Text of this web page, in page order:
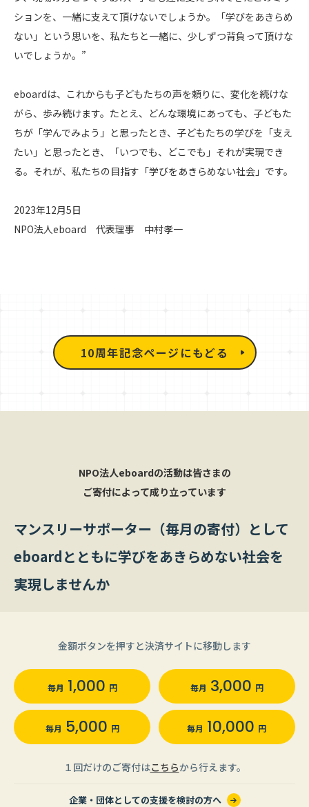
ションを、一緒に支えて頂けないでしょうか。「学びをあきらめ
ない」という思いを、私たちと一緒に、少しずつ背負って頂けな
いでしょうか。”
eboardは、これからも子どもたちの声を頼りに、変化を続けな
がら、歩み続けます。たとえ、どんな環境にあっても、子どもた
ちが「学んでみよう」と思ったとき、子どもたちの学びを「支え
たい」と思ったとき、「いつでも、どこでも」それが実現でき
る。それが、私たちの目指す「学びをあきらめない社会」です。
2023年12月5日
NPO法人eboard 代表理事 中村孝一
10周年記念ページにもどる
NPO法人eboardの活動は皆さまの
ご寄付によって成り立っています
マンスリーサポーター（毎月の寄付）として
eboardとともに学びをあきらめない社会を
実現しませんか
金額ボタンを押すと決済サイトに移動します
毎月 1,000 円 毎月 3,000 円
毎月 5,000 円 毎月 10,000 円
１回だけのご寄付はこちらから行えます。
企業・団体としての支援を検討の方へ